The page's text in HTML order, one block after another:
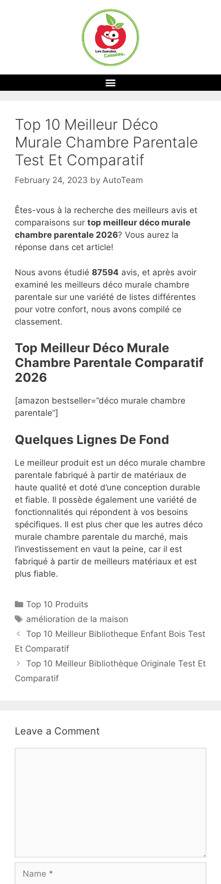
Top 10 Meilleur Déco
Murale Chambre Parentale
Test Et Comparatif
February 24, 2023 by AutoTeam
Êtes-vous à la recherche des meilleurs avis et
comparaisons sur top meilleur déco murale
chambre parentale 2026? Vous aurez la
réponse dans cet article!
Nous avons étudié 87594 avis, et après avoir
examiné les meilleurs déco murale chambre
parentale sur une variété de listes différentes
pour votre confort, nous avons compilé ce
classement.
Top Meilleur Déco Murale
Chambre Parentale Comparatif
2026
[amazon bestseller=”déco murale chambre
parentale”]
Quelques Lignes De Fond
Le meilleur produit est un déco murale chambre
parentale fabriqué à partir de matériaux de
haute qualité et doté d’une conception durable
et fiable. Il possède également une variété de
fonctionnalités qui répondent à vos besoins
spécifiques. Il est plus cher que les autres déco
murale chambre parentale du marché, mais
l’investissement en vaut la peine, car il est
fabriqué à partir de meilleurs matériaux et est
plus fiable.
Top 10 Produits
amélioration de la maison
Top 10 Meilleur Bibliotheque Enfant Bois Test
Et Comparatif
Top 10 Meilleur Bibliothèque Originale Test Et
Comparatif
Leave a Comment